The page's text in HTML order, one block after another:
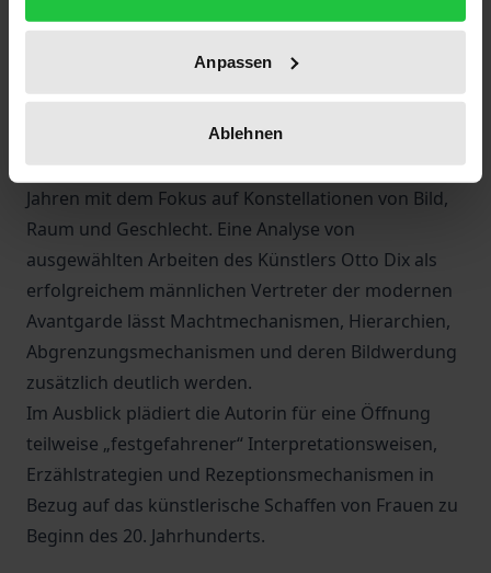
Anpassen
Ablehnen
tradierten Erzählweisen bis hin zu Mythisierungen
sichtbar. Kern der Untersuchung ist die Analyse von
unterschiedlich gearteten Selbstzeugnissen und
Paardarstellungen aus den 1920er und 1930er
Jahren mit dem Fokus auf Konstellationen von Bild,
Raum und Geschlecht. Eine Analyse von
ausgewählten Arbeiten des Künstlers Otto Dix als
erfolgreichem männlichen Vertreter der modernen
Avantgarde lässt Machtmechanismen, Hierarchien,
Abgrenzungsmechanismen und deren Bildwerdung
zusätzlich deutlich werden.
Im Ausblick plädiert die Autorin für eine Öffnung
teilweise „festgefahrener“ Interpretationsweisen,
Erzählstrategien und Rezeptionsmechanismen in
Bezug auf das künstlerische Schaffen von Frauen zu
Beginn des 20. Jahrhunderts.